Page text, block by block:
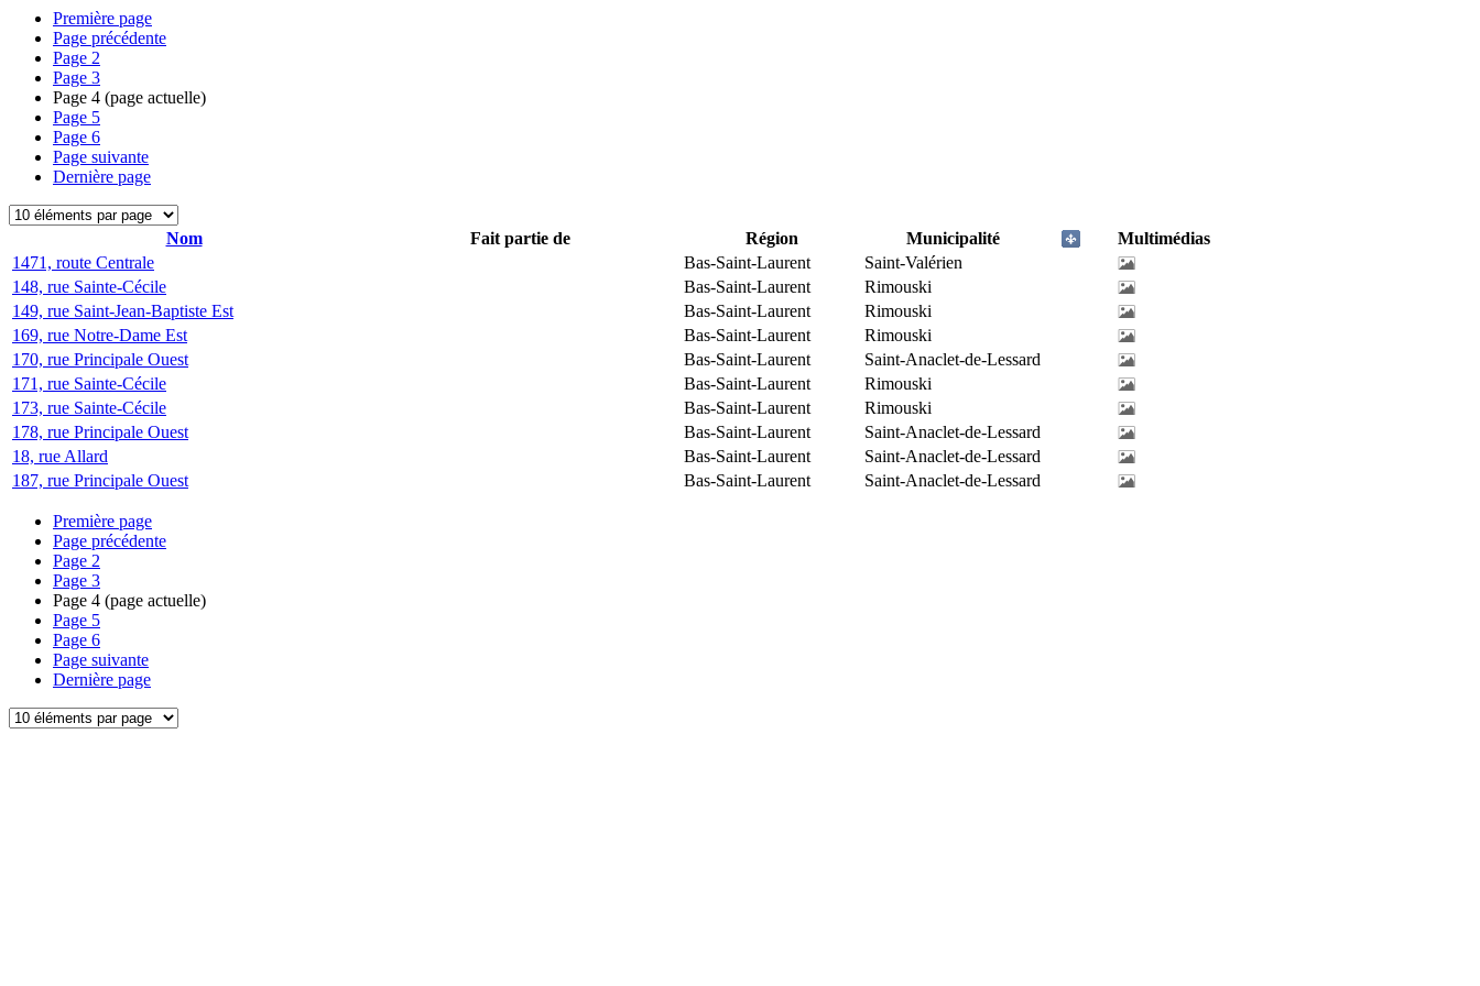
Première page
Page précédente
Page 2
Page 3
Page 4 (page actuelle)
Page 5
Page 6
Page suivante
Dernière page
Nom Fait partie de Région Municipalité
Multimédias
1471, route Centrale
Bas-Saint-Laurent
Saint-Valérien
148, rue Sainte-Cécile
Bas-Saint-Laurent
Rimouski
149, rue Saint-Jean-Baptiste Est
Bas-Saint-Laurent
Rimouski
169, rue Notre-Dame Est
Bas-Saint-Laurent
Rimouski
170, rue Principale Ouest
Bas-Saint-Laurent
Saint-Anaclet-de-Lessard
171, rue Sainte-Cécile
Bas-Saint-Laurent
Rimouski
173, rue Sainte-Cécile
Bas-Saint-Laurent
Rimouski
178, rue Principale Ouest
Bas-Saint-Laurent
Saint-Anaclet-de-Lessard
18, rue Allard
Bas-Saint-Laurent
Saint-Anaclet-de-Lessard
187, rue Principale Ouest
Bas-Saint-Laurent Saint-Anaclet-de-Lessard
Première page
Page précédente
Page 2
Page 3
Page 4 (page actuelle)
Page 5
Page 6
Page suivante
Dernière page